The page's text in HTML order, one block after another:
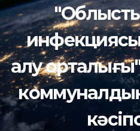
алу